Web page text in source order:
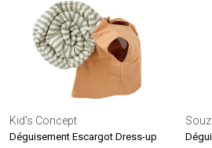
Kid's Concept
Déguisement Escargot Dress-up